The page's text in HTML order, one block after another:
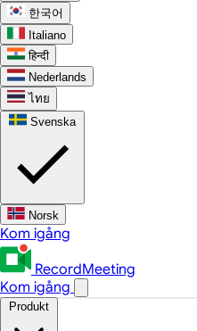
한국어
Italiano
हिन्दी
Nederlands
ไทย
Svenska
Norsk
Kom igång
RecordMeeting
Kom igång